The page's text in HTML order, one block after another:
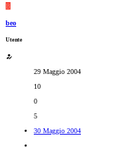
B
beo
Utente
29 Maggio 2004
10
0
5
30 Maggio 2004